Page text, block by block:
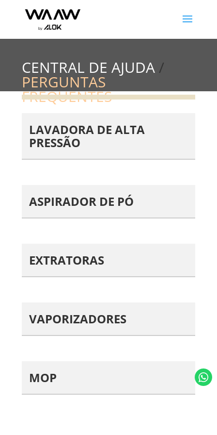
CENTRAL DE AJUDA/
PERGUNTAS
FREQUENTES
LAVADORA DE ALTA
PRESSÃO
ASPIRADOR DE PÓ
EXTRATORAS
VAPORIZADORES
MOP